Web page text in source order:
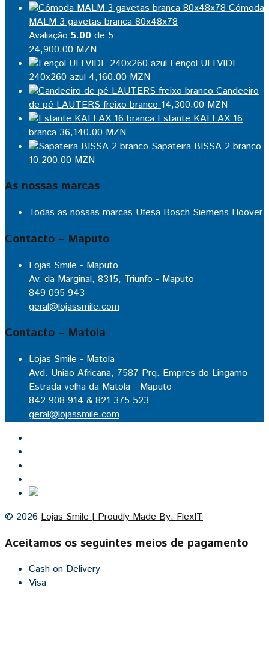
Cómoda
MALM 3 gavetas branca 80x48x78
Avaliação 5.00 de 5
24,900.00 MZN
Lençol ULLVIDE
240x260 azul 4,160.00 MZN
Candeeiro
de pé LAUTERS freixo branco 14,300.00 MZN
Estante KALLAX 16
branca 36,140.00 MZN
Sapateira BISSA 2 branco
10,200.00 MZN
As nossas marcas
Todas as nossas marcas Ufesa Bosch Siemens Hoover
Contacto – Maputo
Lojas Smile - Maputo
Av. da Marginal, 8315, Triunfo - Maputo
849 095 943
geral@lojassmile.com
Contacto – Matola
Lojas Smile - Matola
Avd. União Africana, 7587 Prq. Empres do Lingamo
Estrada velha da Matola - Maputo
842 908 914 & 821 375 523
geral@lojassmile.com
© 2026 Lojas Smile | Proudly Made By: FlexIT
Aceitamos os seguintes meios de pagamento
Cash on Delivery
Visa